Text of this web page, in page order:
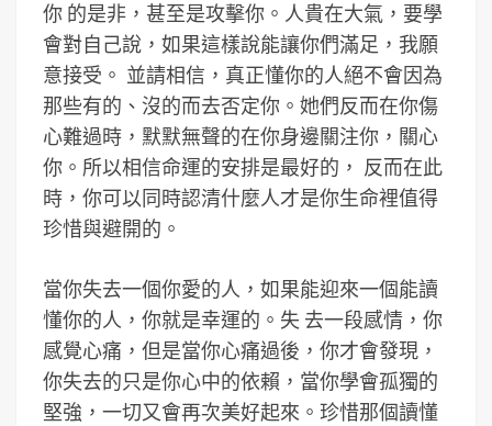
你 的是非，甚至是攻擊你。人貴在大氣，要學
會對自己說，如果這樣說能讓你們滿足，我願
意接受。 並請相信，真正懂你的人絕不會因為
那些有的、沒的而去否定你。她們反而在你傷
心難過時，默默無聲的在你身邊關注你，關心
你。所以相信命運的安排是最好的， 反而在此
時，你可以同時認清什麼人才是你生命裡值得
珍惜與避開的。
當你失去一個你愛的人，如果能迎來一個能讀
懂你的人，你就是幸運的。失 去一段感情，你
感覺心痛，但是當你心痛過後，你才會發現，
你失去的只是你心中的依賴，當你學會孤獨的
堅強，一切又會再次美好起來。珍惜那個讀懂